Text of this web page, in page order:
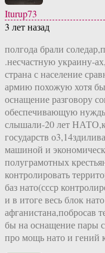
Iturup73
3 лет назад
полгода брали
.несчастную украину-
страна с население
армию похожую хотя бы
оснащение разговору
обеспечивающую
слышали-20 лет
государств
машиной и
полуграмотных
контролировать
баз нато(ссср
и в итоге весь блок
афганистана,побросав
бы на оснащение пары
про мощь нато и гений